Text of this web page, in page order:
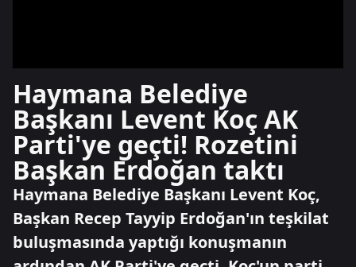
Haymana Belediye
Başkanı Levent Koç AK
Parti'ye geçti! Rozetini
Başkan Erdoğan taktı
Haymana Belediye Başkanı Levent Koç,
Başkan Recep Tayyip Erdoğan'ın teşkilat
buluşmasında yaptığı konuşmanın